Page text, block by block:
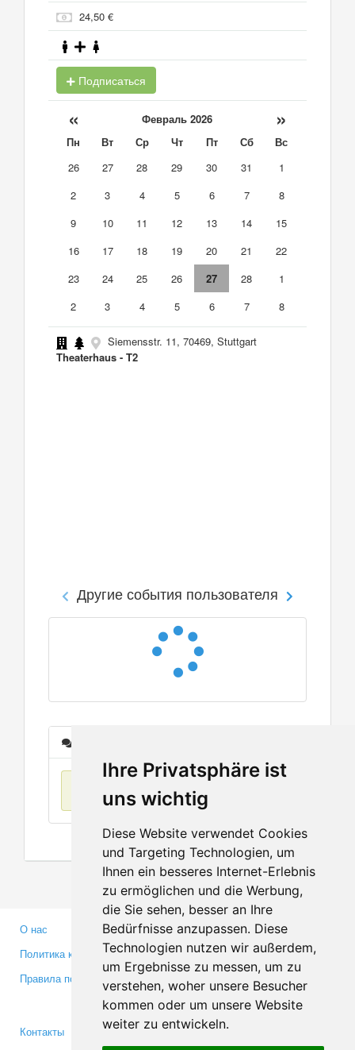
Ihre Privatsphäre ist
uns wichtig
Diese Website verwendet Cookies
und Targeting Technologien, um
Ihnen ein besseres Internet-Erlebnis
zu ermöglichen und die Werbung,
die Sie sehen, besser an Ihre
Bedürfnisse anzupassen. Diese
Technologien nutzen wir außerdem,
um Ergebnisse zu messen, um zu
verstehen, woher unsere Besucher
kommen oder um unsere Website
weiter zu entwickeln.
24,50 €
Подписаться
« Февраль 2026 »
Пн Вт Ср Чт Пт Сб
Вс
26
27 28 29 30 31
1
2
3 4 5 6 7
8
9
10 11 12 13 14
15
16
17 18 19 20 21
22
23
24 25 26 27 28
1
2
3 4 5 6 7 8
Siemensstr. 11, 70469, Stuttgart
Theaterhaus - T2
Другие события пользователя
О нас
Политика конфиденциальности
Правила пользования
Партнерам
Инвесторам
Медиа
Контакты
Facebook